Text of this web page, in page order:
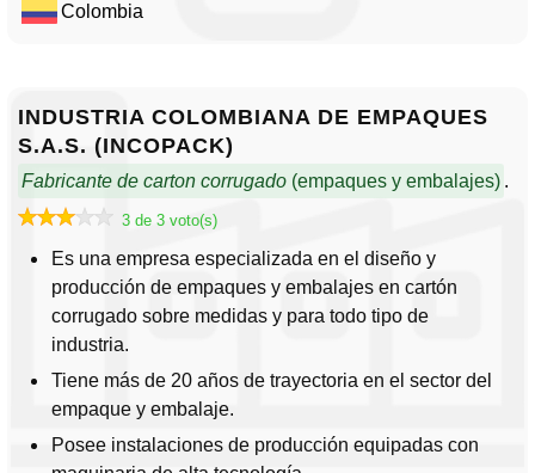
Colombia
INDUSTRIA COLOMBIANA DE EMPAQUES
S.A.S. (INCOPACK)
Fabricante de carton corrugado (empaques y embalajes) .
3 de 3 voto(s)
Es una empresa especializada en el diseño y
producción de empaques y embalajes en cartón
corrugado sobre medidas y para todo tipo de
industria.
Tiene más de 20 años de trayectoria en el sector del
empaque y embalaje.
Posee instalaciones de producción equipadas con